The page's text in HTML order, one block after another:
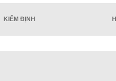
KIỂM ĐỊNH